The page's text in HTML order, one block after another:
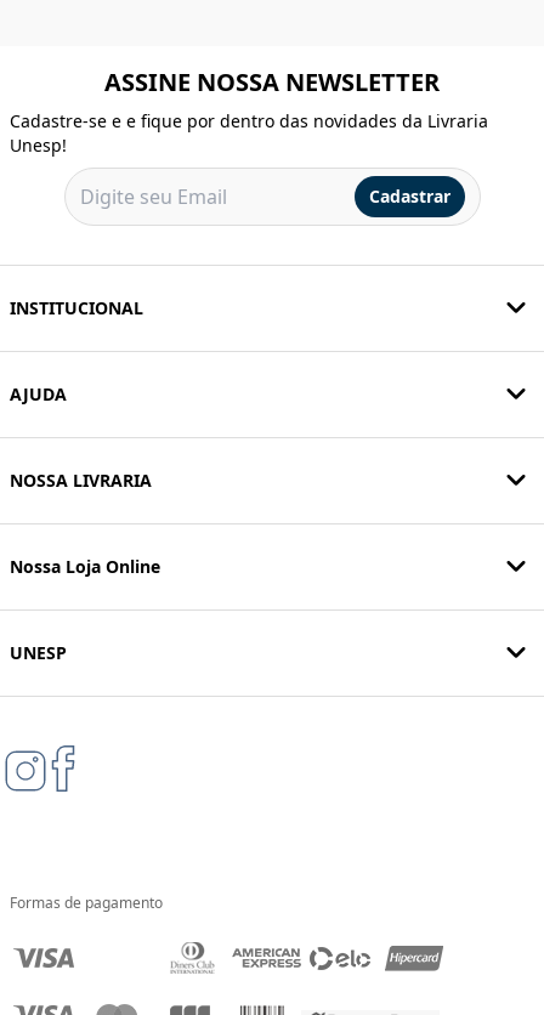
ASSINE NOSSA NEWSLETTER
Cadastre-se e e fique por dentro das novidades da Livraria
Unesp!
Cadastrar
INSTITUCIONAL
AJUDA
NOSSA LIVRARIA
Nossa Loja Online
UNESP
Formas de pagamento